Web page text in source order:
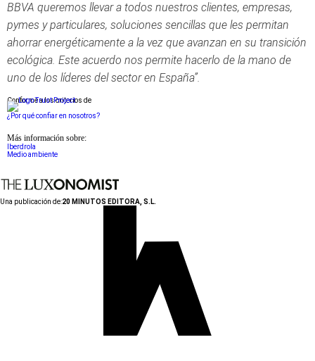
BBVA queremos llevar a todos nuestros clientes, empresas,
pymes y particulares, soluciones sencillas que les permitan
ahorrar energéticamente a la vez que avanzan en su transición
ecológica. Este acuerdo nos permite hacerlo de la mano de
uno de los líderes del sector en España”.
Conforme a los criterios de
¿Por qué confiar en nosotros?
Más información sobre:
Iberdrola
Medio ambiente
Una publicación de:20 MINUTOS EDITORA, S.L.